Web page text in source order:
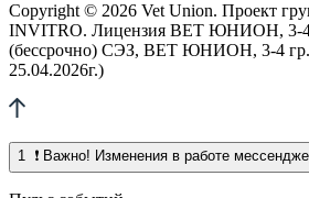
Copyright © 2026 Vet Union. Проект
INVITRO. Лицензия ВЕТ ЮНИОН, 3-4
(бессрочно) СЭЗ, ВЕТ ЮНИОН, 3-4 гр.,
25.04.2026г.)
1 ❗ Важно! Изменения в работе